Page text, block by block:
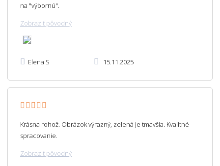
na "výbornú".
Zobraziť pôvodný
Elena S 15.11.2025
Krásna rohož. Obrázok výrazný, zelená je tmavšia. Kvalitné
spracovanie.
Zobraziť pôvodný